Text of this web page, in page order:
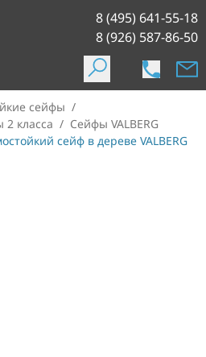
8 (495) 641-55-18
8 (926) 587-86-50
сейфы /
2 класса / Сейфы VALBERG
сейф в дереве VALBERG